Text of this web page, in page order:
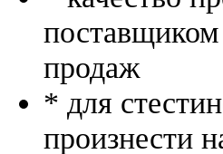
продаж
* для
произнести